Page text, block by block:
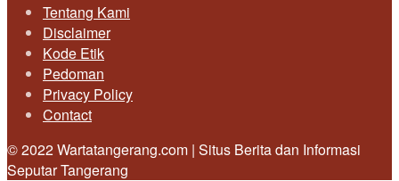
Tentang Kami
Disclaimer
Kode Etik
Pedoman
Privacy Policy
Contact
© 2022 Wartatangerang.com | Situs Berita dan Informasi
Seputar Tangerang